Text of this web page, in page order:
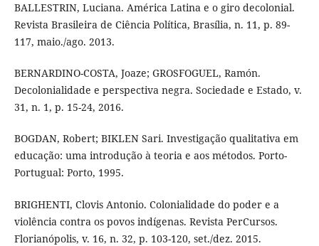
BALLESTRIN, Luciana. América Latina e o giro decolonial.
Revista Brasileira de Ciência Política, Brasília, n. 11, p. 89-
117, maio./ago. 2013.
BERNARDINO-COSTA, Joaze; GROSFOGUEL, Ramón.
Decolonialidade e perspectiva negra. Sociedade e Estado, v.
31, n. 1, p. 15-24, 2016.
BOGDAN, Robert; BIKLEN Sari. Investigação qualitativa em
educação: uma introdução à teoria e aos métodos. Porto-
Portugual: Porto, 1995.
BRIGHENTI, Clovis Antonio. Colonialidade do poder e a
violência contra os povos indígenas. Revista PerCursos.
Florianópolis, v. 16, n. 32, p. 103-120, set./dez. 2015.